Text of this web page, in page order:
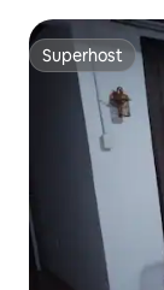
Superhost
Superhost